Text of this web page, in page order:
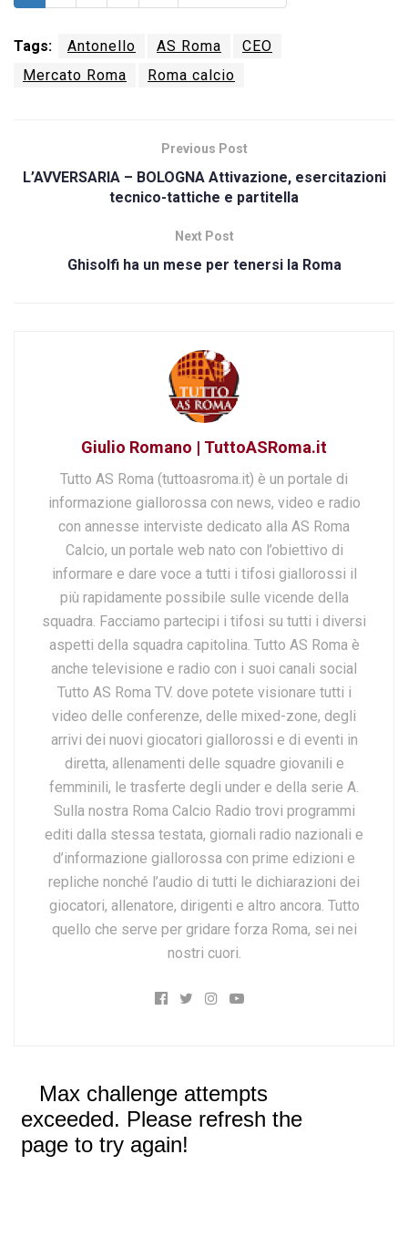
Tags: Antonello AS Roma
CEO
Mercato Roma
Roma calcio
Previous Post
L’AVVERSARIA – BOLOGNA Attivazione, esercitazioni
tecnico-tattiche e partitella
Next Post
Ghisolfi ha un mese per tenersi la Roma
Giulio Romano | TuttoASRoma.it
Tutto AS Roma (tuttoasroma.it) è un portale di
informazione giallorossa con news, video e radio
con annesse interviste dedicato alla AS Roma
Calcio, un portale web nato con l’obiettivo di
informare e dare voce a tutti i tifosi giallorossi il
più rapidamente possibile sulle vicende della
squadra. Facciamo partecipi i tifosi su tutti i diversi
aspetti della squadra capitolina. Tutto AS Roma è
anche televisione e radio con i suoi canali social
Tutto AS Roma TV. dove potete visionare tutti i
video delle conferenze, delle mixed-zone, degli
arrivi dei nuovi giocatori giallorossi e di eventi in
diretta, allenamenti delle squadre giovanili e
femminili, le trasferte degli under e della serie A.
Sulla nostra Roma Calcio Radio trovi programmi
editi dalla stessa testata, giornali radio nazionali e
d’informazione giallorossa con prime edizioni e
repliche nonché l’audio di tutti le dichiarazioni dei
giocatori, allenatore, dirigenti e altro ancora. Tutto
quello che serve per gridare forza Roma, sei nei
nostri cuori.